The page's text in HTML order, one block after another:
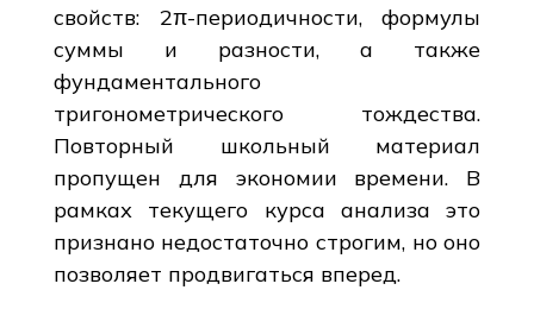
свойств: 2π-периодичности, формулы
суммы и разности, а также
фундаментального
тригонометрического тождества.
Повторный школьный материал
пропущен для экономии времени. В
рамках текущего курса анализа это
признано недостаточно строгим, но оно
позволяет продвигаться вперед.